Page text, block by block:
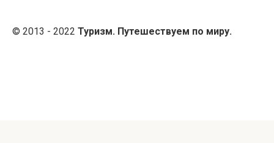
© 2013 - 2022 Туризм. Путешествуем по миру.